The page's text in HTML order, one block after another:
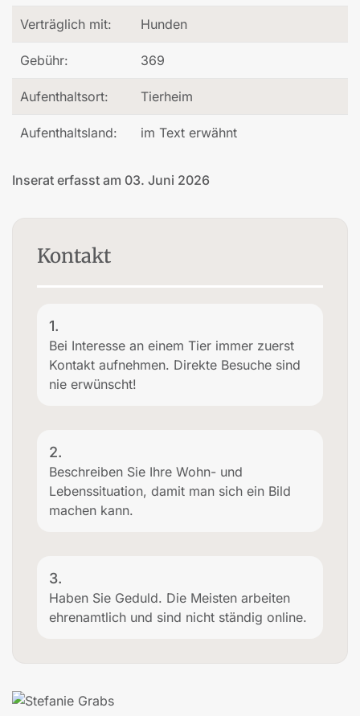
Verträglich mit: Hunden
Gebühr: 369
Aufenthaltsort: Tierheim
Aufenthaltsland: im Text erwähnt
Inserat erfasst am 03. Juni 2026
Kontakt
1.
Bei Interesse an einem Tier immer zuerst
Kontakt aufnehmen. Direkte Besuche sind
nie erwünscht!
2.
Beschreiben Sie Ihre Wohn- und
Lebenssituation, damit man sich ein Bild
machen kann.
3.
Haben Sie Geduld. Die Meisten arbeiten
ehrenamtlich und sind nicht ständig online.